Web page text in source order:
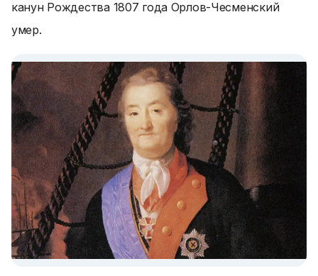
канун Рождества 1807 года Орлов-Чесменский
умер.